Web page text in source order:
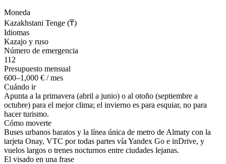
Moneda
Kazakhstani Tenge (₸)
Idiomas
Kazajo y ruso
Número de emergencia
112
Presupuesto mensual
600–1,000 € / mes
Cuándo ir
Apunta a la primavera (abril a junio) o al otoño (septiembre a
octubre) para el mejor clima; el invierno es para esquiar, no para
hacer turismo.
Cómo moverte
Buses urbanos baratos y la línea única de metro de Almaty con la
tarjeta Onay, VTC por todas partes vía Yandex Go e inDrive, y
vuelos largos o trenes nocturnos entre ciudades lejanas.
El visado en una frase